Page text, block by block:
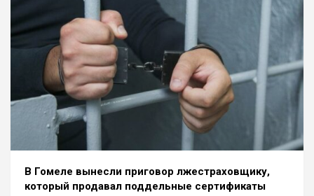
В Гомеле вынесли приговор лжестраховщику,
который продавал поддельные сертификаты